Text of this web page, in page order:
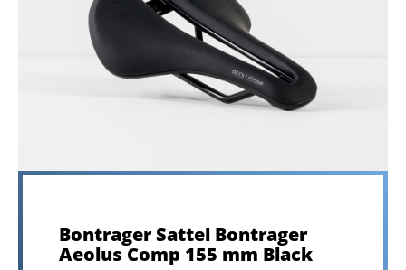
Bontrager Sattel Bontrager
Aeolus Comp 155 mm Black